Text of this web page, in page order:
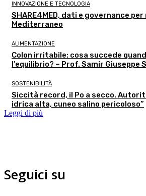
INNOVAZIONE E TECNOLOGIA
SHARE4MED, dati e governance
Mediterraneo
ALIMENTAZIONE
Colon irritabile: cosa succede
l’equilibrio? – Prof. Samir Giuseppe
SOSTENIBILITÀ
Siccità record, il Po a secco.
idrica alta, cuneo salino pericoloso”
Leggi di più
Seguici su